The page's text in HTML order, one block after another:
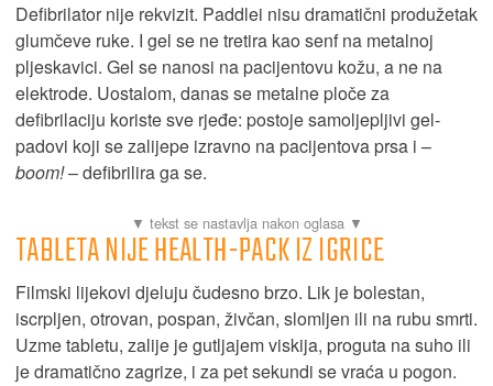
Defibrilator nije rekvizit. Paddlei nisu dramatični produžetak
glumčeve ruke. I gel se ne tretira kao senf na metalnoj
pljeskavici. Gel se nanosi na pacijentovu kožu, a ne na
elektrode. Uostalom, danas se metalne ploče za
defibrilaciju koriste sve rjeđe: postoje samoljepljivi gel-
padovi koji se zalijepe izravno na pacijentova prsa i –
boom!– defibrilira ga se.
TABLETA NIJE HEALTH-PACK IZ IGRICE
Filmski lijekovi djeluju čudesno brzo. Lik je bolestan,
iscrpljen, otrovan, pospan, živčan, slomljen ili na rubu smrti.
Uzme tabletu, zalije je gutljajem viskija, proguta na suho ili
je dramatično zagrize, i za pet sekundi se vraća u pogon.